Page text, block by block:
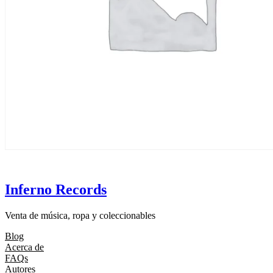
Inferno Records
Venta de música, ropa y coleccionables
Blog
Acerca de
FAQs
Autores